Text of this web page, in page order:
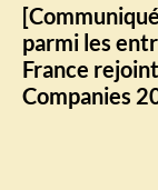
parmi les
France
Companies